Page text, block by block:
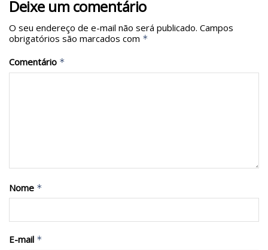
Deixe um comentário
O seu endereço de e-mail não será publicado. Campos
obrigatórios são marcados com *
Comentário *
Nome *
E-mail *